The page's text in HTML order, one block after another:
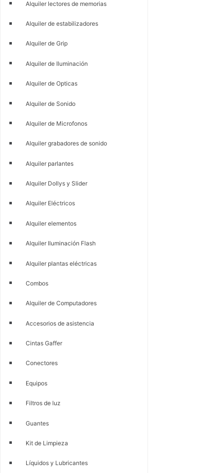
Alquiler lectores de memorias
Alquiler de estabilizadores
Alquiler de Grip
Alquiler de Iluminación
Alquiler de Opticas
Alquiler de Sonido
Alquiler de Microfonos
Alquiler grabadores de sonido
Alquiler parlantes
Alquiler Dollys y Slider
Alquiler Eléctricos
Alquiler elementos
Alquiler Iluminación Flash
Alquiler plantas eléctricas
Combos
Alquiler de Computadores
Accesorios de asistencia
Cintas Gaffer
Conectores
Equipos
Filtros de luz
Guantes
Kit de Limpieza
Líquidos y Lubricantes